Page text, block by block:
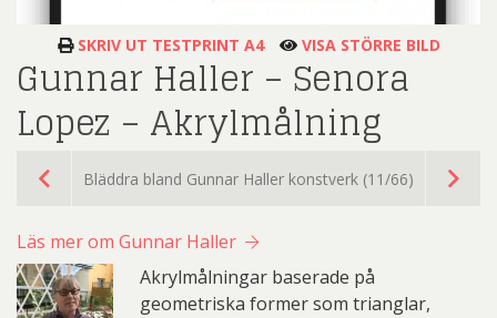
SKRIV UT TESTPRINT A4 VISA STÖRRE BILD
Gunnar Haller – Senora
Lopez – Akrylmålning
Bläddra bland Gunnar Haller konstverk (11/66)
Läs mer om Gunnar Haller
Akrylmålningar baserade på
geometriska former som trianglar,